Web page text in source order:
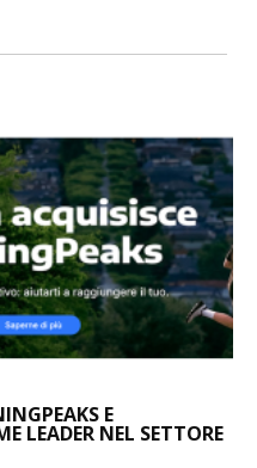
E
LEADER NEL SETTORE